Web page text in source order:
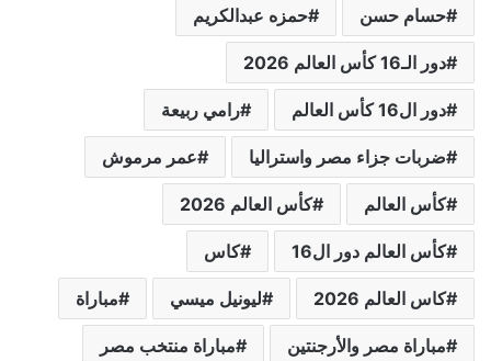
حسام حسن حمزه عبدالكريم
دور الـ16 كأس العالم 2026
دور ال16 كأس العالم رامي ربيعة
ضربات جزاء مصر واستراليا عمر مرموش
كأس العالم كأس العالم 2026
كأس العالم دور ال16 كاس
كاس العالم 2026 ليونيل ميسي مباراة
مباراة مصر والأرجنتين مباراة منتخب مصر